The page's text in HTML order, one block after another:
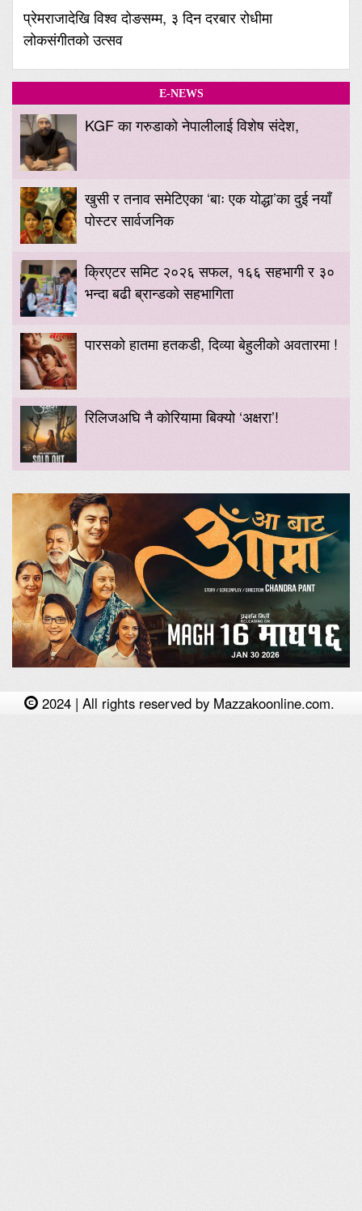
प्रेमराजादेखि विश्व दोङसम्म, ३ दिन दरबार रोधीमा
लोकसंगीतको उत्सव
E-NEWS
KGF का गरुडाको नेपालीलाई विशेष संदेश,
खुसी र तनाव समेटिएका ‘बाः एक योद्धा’का दुई नयाँ
पोस्टर सार्वजनिक
क्रिएटर समिट २०२६ सफल, १६६ सहभागी र ३०
भन्दा बढी ब्रान्डको सहभागिता
पारसको हातमा हतकडी, दिव्या बेहुलीको अवतारमा !
रिलिजअघि नै कोरियामा बिक्यो ‘अक्षरा’!
2024 | All rights reserved by Mazzakoonline.com.